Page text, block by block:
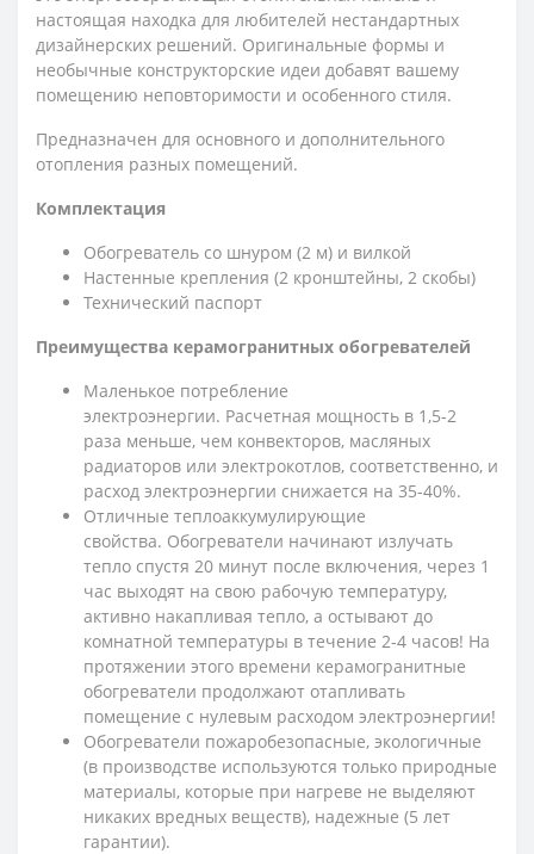
настоящая находка для любителей нестандартных
дизайнерских решений. Оригинальные формы и
необычные конструкторские идеи добавят вашему
помещению неповторимости и особенного стиля.
Предназначен для основного и дополнительного
отопления разных помещений.
Комплектация
Обогреватель со шнуром (2 м) и вилкой
Настенные крепления (2 кронштейны, 2 скобы)
Технический паспорт
Преимущества керамогранитных обогревателей
Маленькое потребление
электроэнергии. Расчетная мощность в 1,5-2
раза меньше, чем конвекторов, масляных
радиаторов или электрокотлов, соответственно, и
расход электроэнергии снижается на 35-40%.
Отличные теплоаккумулирующие
свойства. Обогреватели начинают излучать
тепло спустя 20 минут после включения, через 1
час выходят на свою рабочую температуру,
активно накапливая тепло, а остывают до
комнатной температуры в течение 2-4 часов! На
протяжении этого времени керамогранитные
обогреватели продолжают отапливать
помещение с нулевым расходом электроэнергии!
Обогреватели пожаробезопасные, экологичные
(в производстве используются только природные
материалы, которые при нагреве не выделяют
никаких вредных веществ), надежные (5 лет
гарантии).